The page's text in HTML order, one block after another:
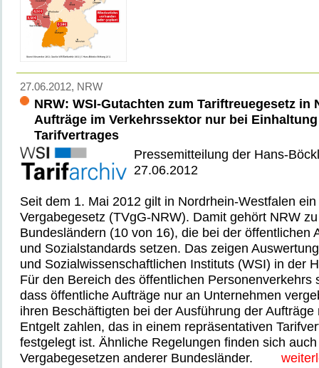
27.06.2012, NRW
NRW: WSI-Gutachten zum Tariftreuegesetz in
Aufträge im Verkehrssektor nur bei
Tarifvertrages
Pressemitteilung der Hans-
27.06.2012
Seit dem 1. Mai 2012 gilt in Nordrhein-Westfalen
Vergabegesetz (TVgG-NRW). Damit gehört NRW
Bundesländern (10 von 16), die bei der öffentlichen
und Sozialstandards setzen. Das zeigen
und Sozialwissenschaftlichen Instituts (WSI) in der
Für den Bereich des öffentlichen Personenverkehrs
dass öffentliche Aufträge nur an Unternehmen
ihren Beschäftigten bei der Ausführung der Aufträge
Entgelt zahlen, das in einem repräsentativen
festgelegt ist. Ähnliche Regelungen finden sich
Vergabegesetzen anderer Bundesländer.